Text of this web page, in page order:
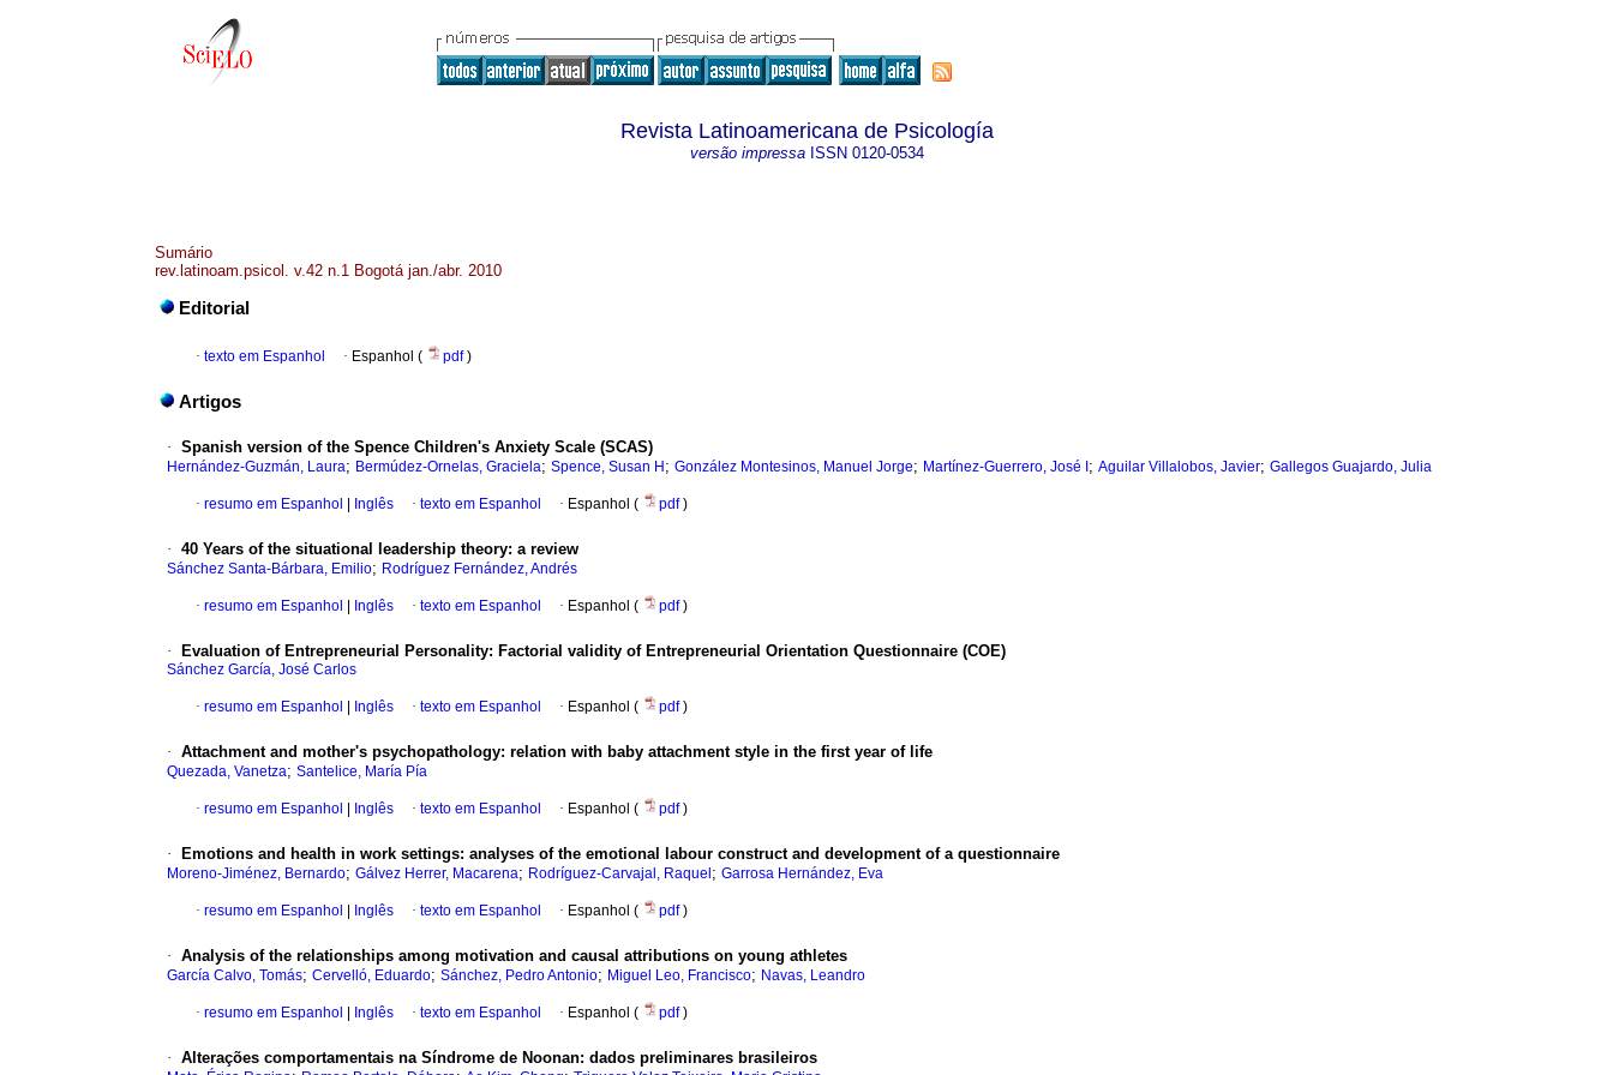
Revista Latinoamericana de Psicología
versão impressaISSN 0120-0534
Sumário
rev.latinoam.psicol. v.42 n.1 Bogotá jan./abr. 2010
Editorial
· texto em Espanhol · Espanhol ( pdf)
Artigos
· Spanish version of the Spence Children's Anxiety Scale (SCAS)
Hernández-Guzmán, Laura; Bermúdez-Ornelas, Graciela; Spence, Susan H ; González Montesinos, Manuel Jorge; Martínez-Guerrero, José I ; Aguilar Villalobos, Javier; Gallegos Guajardo, Julia
· resumo em Espanhol Inglês · texto em Espanhol · Espanhol ( pdf)
· 40 Years of the situational leadership theory: a review
Sánchez Santa-Bárbara, Emilio; Rodríguez Fernández, Andrés
· resumo em Espanhol Inglês · texto em Espanhol · Espanhol ( pdf)
· Evaluation of Entrepreneurial Personality: Factorial validity of Entrepreneurial Orientation Questionnaire (COE)
Sánchez García, José Carlos
· resumo em Espanhol Inglês · texto em Espanhol · Espanhol ( pdf)
· Attachment and mother's psychopathology: relation with baby attachment style in the first year of life
Quezada, Vanetza; Santelice, María Pía
· resumo em Espanhol Inglês · texto em Espanhol · Espanhol ( pdf)
· Emotions and health in work settings: analyses of the emotional labour construct and development of a questionnaire
Moreno-Jiménez, Bernardo; Gálvez Herrer, Macarena; Rodríguez-Carvajal, Raquel ; Garrosa Hernández, Eva
· resumo em Espanhol Inglês · texto em Espanhol · Espanhol ( pdf)
· Analysis of the relationships among motivation and causal attributions on young athletes
García Calvo, Tomás; Cervelló, Eduardo; Sánchez, Pedro Antonio; Miguel Leo, Francisco; Navas, Leandro
· resumo em Espanhol Inglês · texto em Espanhol · Espanhol ( pdf)
· Alterações comportamentais na Síndrome de Noonan: dados preliminares brasileiros